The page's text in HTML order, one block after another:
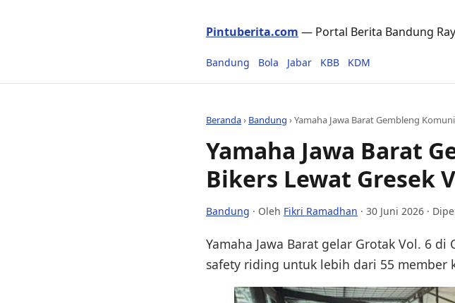
Pintuberita.com — Portal Berita Bandung
Bandung Bola Jabar KBB KDM
Beranda› Bandung ›Yamaha Jawa Barat Gembleng
Yamaha Jawa Barat
Bikers Lewat Gresek
Bandung · Oleh Fikri Ramadhan · 30 Juni 2026 ·
Yamaha Jawa Barat gelar Grotak Vol. 6
safety riding untuk lebih dari 55 member